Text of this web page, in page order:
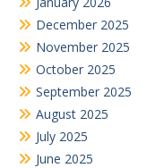
December 2025
November 2025
October 2025
September 2025
August 2025
July 2025
June 2025